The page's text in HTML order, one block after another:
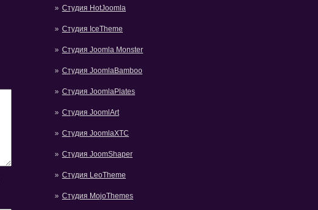
Студия HotJoomla
Студия IceTheme
Студия Joomla Monster
Студия JoomlaBamboo
Студия JoomlaPlates
Студия JoomlArt
Студия JoomlaXTC
Студия JoomShaper
Студия LeoTheme
Студия MojoThemes